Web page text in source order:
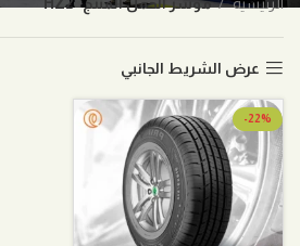
عرض الشريط الجانبي
-22%